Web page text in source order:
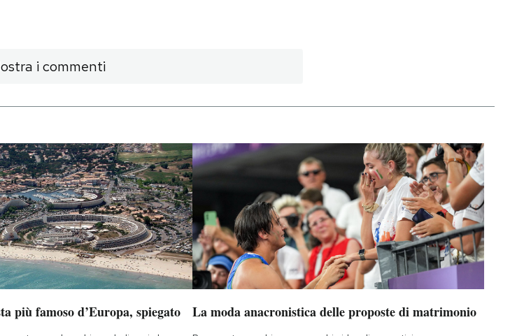
i commenti
più famoso d’Europa, spiegato La moda anacronistica delle proposte di matrimonio